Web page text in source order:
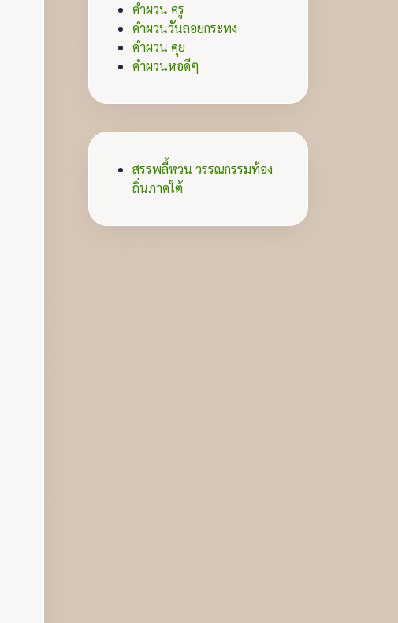
คำผวน ครู
คำผวนวันลอยกระทง
คำผวน คุย
คำผวนหอดีๆ
สรรพลี้หวน วรรณกรรมท้อง
ถิ่นภาคใต้